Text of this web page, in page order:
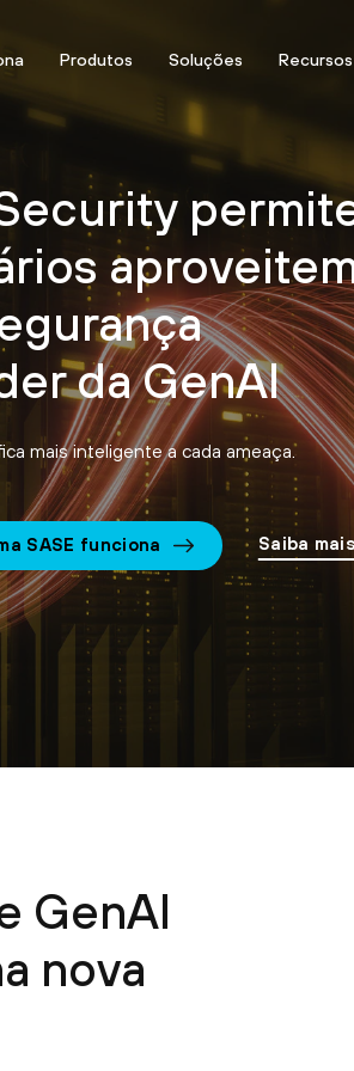
Produtos Soluções Recursos
da GenAI
mais inteligente a cada ameaça.
SASE funciona Saiba
GenAI
nova